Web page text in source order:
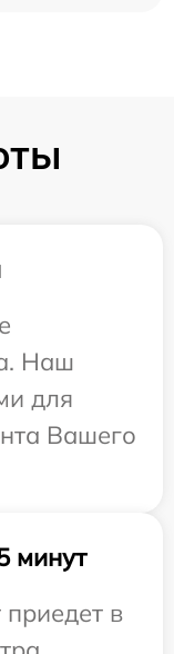
Наш
для
Вашего
минут
приедет в